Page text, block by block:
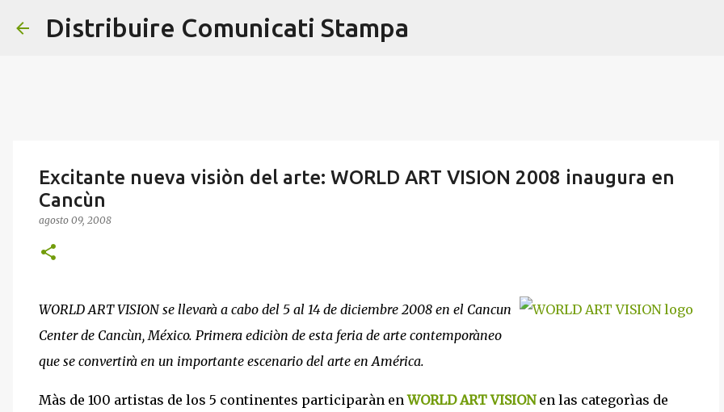
Distribuire Comunicati Stampa
Excitante nueva visiòn del arte: WORLD ART VISION 2008 inaugura en
Cancùn
agosto 09, 2008
WORLD ART VISION se llevarà a cabo del 5 al 14 de diciembre 2008 en el Cancun
Center de Cancùn, México. Primera ediciòn de esta feria de arte contemporàneo
que se convertirà en un importante escenario del arte en América.
Màs de 100 artistas de los 5 continentes participaràn enWORLD ART VISIONen las categorìas de